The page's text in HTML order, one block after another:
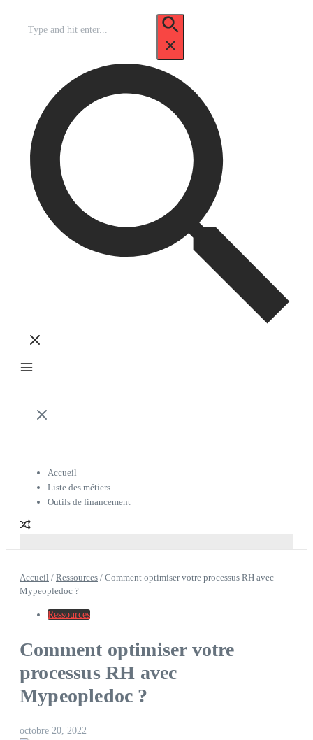
pour
Accueil
Liste des métiers
Outils de financement
Accueil / Ressources / Comment optimiser votre processus RH avec
Mypeopledoc ?
Ressources
Comment optimiser votre
processus RH avec
Mypeopledoc ?
octobre 20, 2022